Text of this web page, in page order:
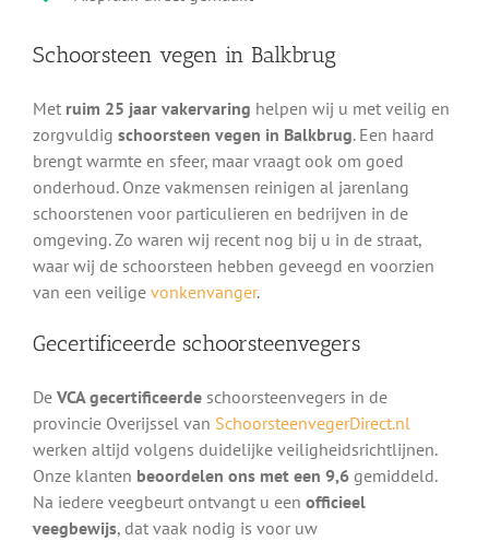
Schoorsteen vegen in Balkbrug
Met ruim 25 jaar vakervaring helpen wij u met veilig en
zorgvuldig schoorsteen vegen in Balkbrug. Een haard
brengt warmte en sfeer, maar vraagt ook om goed
onderhoud. Onze vakmensen reinigen al jarenlang
schoorstenen voor particulieren en bedrijven in de
omgeving. Zo waren wij recent nog bij u in de straat,
waar wij de schoorsteen hebben geveegd en voorzien
van een veilige vonkenvanger.
Gecertificeerde schoorsteenvegers
De VCA gecertificeerdeschoorsteenvegers in de
provincie Overijssel van SchoorsteenvegerDirect.nl
werken altijd volgens duidelijke veiligheidsrichtlijnen.
Onze klanten beoordelen ons met een 9,6gemiddeld.
Na iedere veegbeurt ontvangt u een officieel
veegbewijs, dat vaak nodig is voor uw